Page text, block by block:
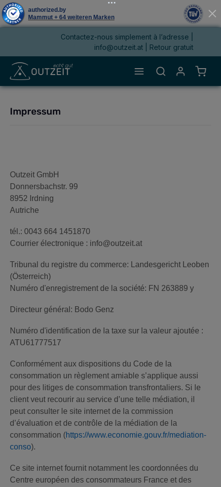
Contactez-nous simplement à l’adresse |
info@outzeit.at
| Retour gratuit
Le
Impressum
Outzeit GmbH
Donnersbachstr. 99
8952 Irdning
Autriche
tél.: 0043 664 1451870
Courrier électronique : info@outzeit.at
Tribunal du registre du commerce: Landesgericht Leoben
(Österreich)
Numéro d'enregistrement de la société: FN 263889 y
Directeur général: Bodo Genz
Numéro d'identification de la taxe sur la valeur ajoutée :
ATU61777517
Conformément aux dispositions du Code de la
consommation un règlement amiable s’applique aussi
pour des litiges de consommation transfrontaliers. Si le
client veut recourir au service d’une telle médiation, il
peut consulter le site internet de la commission
d’évaluation et de contrôle de la médiation de la
consommation (https://www.economie.gouv.fr/mediation-
conso).
Ce site internet fournit notamment les coordonnées du
Centre européen des consommateurs France et des